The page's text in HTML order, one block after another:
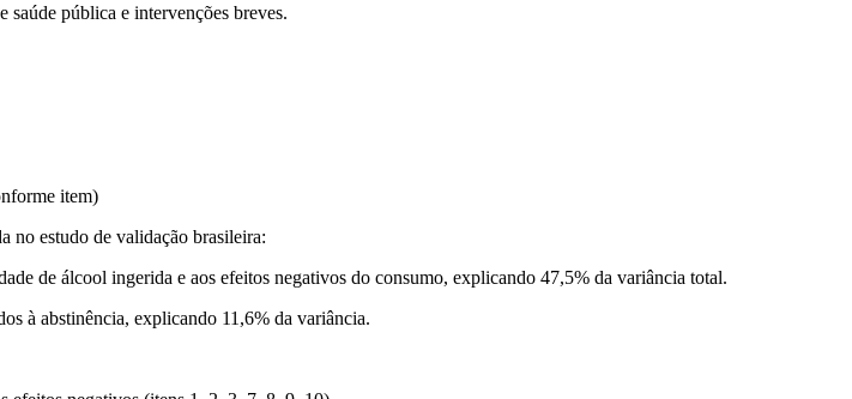
saúde pública e intervenções breves.
item)
no estudo de validação brasileira:
de álcool ingerida e aos efeitos negativos do consumo, explicando 47,5% da variância total.
à abstinência, explicando 11,6% da variância.